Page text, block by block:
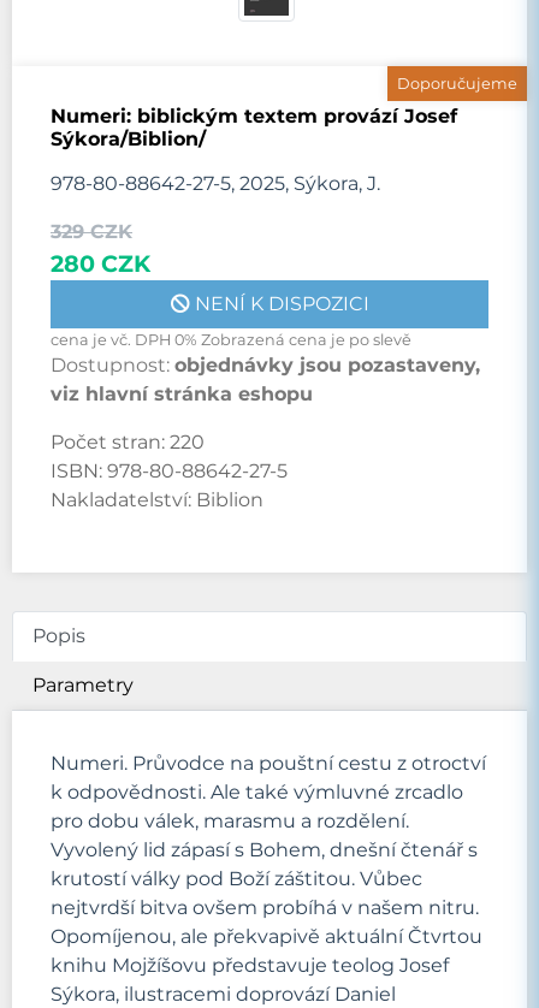
Doporučujeme
Numeri: biblickým textem provází Josef
Sýkora/Biblion/
978-80-88642-27-5, 2025, Sýkora, J.
329 CZK
280 CZK
NENÍ K DISPOZICI
cena je vč. DPH 0% Zobrazená cena je po slevě
Dostupnost: objednávky jsou pozastaveny,
viz hlavní stránka eshopu
Počet stran: 220
ISBN: 978-80-88642-27-5
Nakladatelství: Biblion
Popis
Parametry
Numeri. Průvodce na pouštní cestu z otroctví
k odpovědnosti. Ale také výmluvné zrcadlo
pro dobu válek, marasmu a rozdělení.
Vyvolený lid zápasí s Bohem, dnešní čtenář s
krutostí války pod Boží záštitou. Vůbec
nejtvrdší bitva ovšem probíhá v našem nitru.
Opomíjenou, ale překvapivě aktuální Čtvrtou
knihu Mojžíšovu představuje teolog Josef
Sýkora, ilustracemi doprovází Daniel